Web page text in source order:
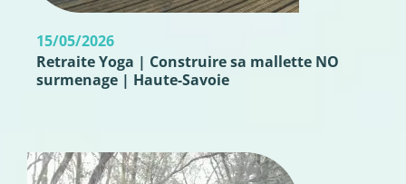
15/05/2026
Retraite Yoga | Construire sa mallette NO
surmenage | Haute-Savoie